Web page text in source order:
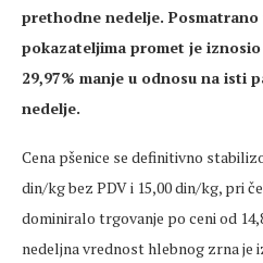
prethodne nedelje.
pokazateljima promet je iznosio
29,97% manje u odnosu na isti
nedelje.
Cena pšenice se definitivno
din/kg bez PDV i 15,00 din/kg, pri
dominiralo trgovanje po ceni od
nedeljna vrednost hlebnog zrna je